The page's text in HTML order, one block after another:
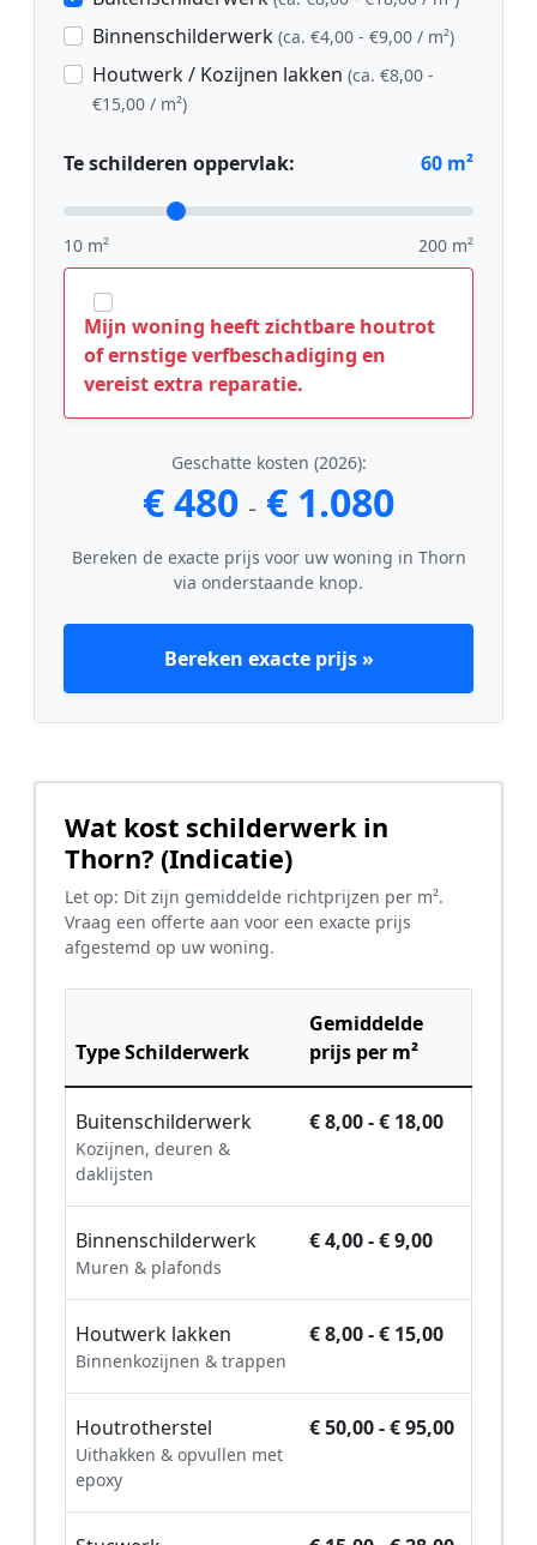
Binnenschilderwerk (ca. €4,00 - €9,00 / m²)
Houtwerk / Kozijnen lakken (ca. €8,00 -
€15,00 / m²)
Te schilderen oppervlak: 60 m²
10 m² 200 m²
Mijn woning heeft zichtbare houtrot
of ernstige verfbeschadiging en
vereist extra reparatie.
Geschatte kosten (2026):
€ 480 - € 1.080
Bereken de exacte prijs voor uw woning in Thorn
via onderstaande knop.
Bereken exacte prijs »
Wat kost schilderwerk in
Thorn? (Indicatie)
Let op: Dit zijn gemiddelde richtprijzen per m².
Vraag een offerte aan voor een exacte prijs
afgestemd op uw woning.
Type Schilderwerk
Gemiddelde
prijs per m²
Buitenschilderwerk
Kozijnen, deuren &
daklijsten
€ 8,00 - € 18,00
Binnenschilderwerk
Muren & plafonds
€ 4,00 - € 9,00
Houtwerk lakken
Binnenkozijnen & trappen
€ 8,00 - € 15,00
Houtrotherstel
Uithakken & opvullen met
epoxy
€ 50,00 - € 95,00